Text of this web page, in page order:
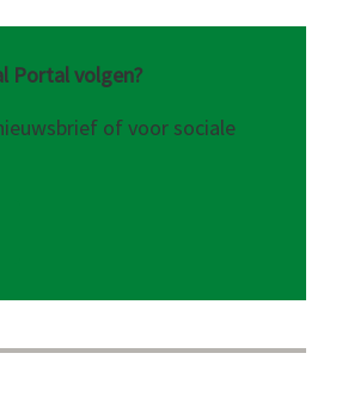
Portal volgen?
of voor sociale